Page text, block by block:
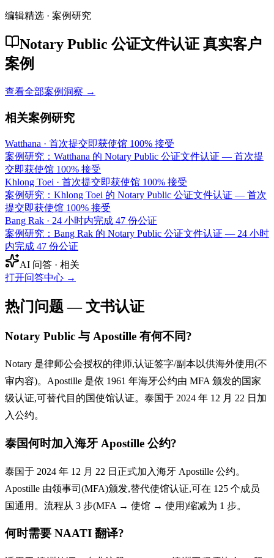
编辑精选 · 案例研究
Notary Public 公证文件认证 真实客户
案例
查看全部案例洞察 →
相关案例研究
Watthana · 首次提交即获使馆 100% 接受
案例研究：Watthana 的 Notary Public 公证文件认证 — 首次提
交即获使馆 100% 接受
Khlong Toei · 首次提交即获使馆 100% 接受
案例研究：Khlong Toei 的 Notary Public 公证文件认证 — 首次
提交即获使馆 100% 接受
Bang Rak · 24 小时内完成 47 份公证
案例研究：Bang Rak 的 Notary Public 公证文件认证 — 24 小时
内完成 47 份公证
AI 问答 · 相关
打开问答中心 →
热门问题 — 文书认证
Notary Public 与 Apostille 有何不同?
Notary 是律师公会授权的律师,认证签字/副本以供海外使用(不
审内容)。Apostille 是依 1961 年海牙公约由 MFA 颁发的国家
级认证,可替代目的国使馆认证。泰国于 2024 年 12 月 22 日加
入公约。
泰国何时加入海牙 Apostille 公约?
泰国于 2024 年 12 月 22 日正式加入海牙 Apostille 公约。
Apostille 由领事司(MFA)颁发,替代使馆认证,可在 125 个成员
国通用。流程从 3 步(MFA → 使馆 → 使用)缩减为 1 步。
何时需要 NAATI 翻译?